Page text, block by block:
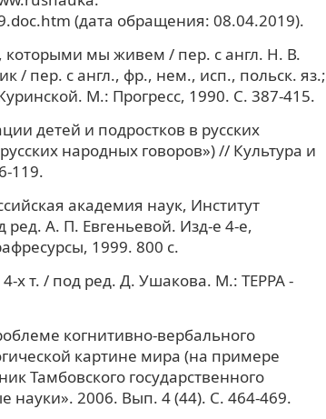
(дата обращения: 08.04.2019).
мы живем / пер. с англ. Н. В.
/ пер. с англ., фр., нем., исп., польск. яз.;
М.: Прогресс, 1990. С. 387-415.
детей и подростков в русских
народных говоров») // Культура и
119.
академия наук, Институт
ред. А. П. Евгеньевой. Изд-е 4-е,
1999. 800 с.
х т. / под ред. Д. Ушакова. М.: ТЕРРА -
когнитивно-вербального
картине мира (на примере
Тамбовского государственного
науки». 2006. Вып. 4 (44). С. 464-469.